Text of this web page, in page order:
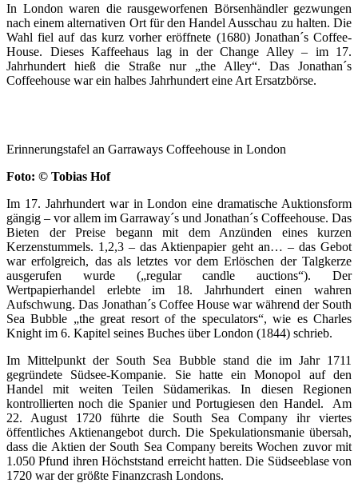
In London waren die rausgeworfenen Börsenhändler gezwungen
nach einem alternativen Ort für den Handel Ausschau zu halten. Die
Wahl fiel auf das kurz vorher eröffnete (1680) Jonathan´s Coffee-
House. Dieses Kaffeehaus lag in der Change Alley – im 17.
Jahrhundert hieß die Straße nur „the Alley“. Das Jonathan´s
Coffeehouse war ein halbes Jahrhundert eine Art Ersatzbörse.
Erinnerungstafel an Garraways Coffeehouse in London
Foto: © Tobias Hof
Im 17. Jahrhundert war in London eine dramatische Auktionsform
gängig – vor allem im Garraway´s und Jonathan´s Coffeehouse. Das
Bieten der Preise begann mit dem Anzünden eines kurzen
Kerzenstummels. 1,2,3 – das Aktienpapier geht an… – das Gebot
war erfolgreich, das als letztes vor dem Erlöschen der Talgkerze
ausgerufen wurde („regular candle auctions“). Der
Wertpapierhandel erlebte im 18. Jahrhundert einen wahren
Aufschwung. Das Jonathan´s Coffee House war während der South
Sea Bubble „the great resort of the speculators“, wie es Charles
Knight im 6. Kapitel seines Buches über London (1844) schrieb.
Im Mittelpunkt der South Sea Bubble stand die im Jahr 1711
gegründete Südsee-Kompanie. Sie hatte ein Monopol auf den
Handel mit weiten Teilen Südamerikas. In diesen Regionen
kontrollierten noch die Spanier und Portugiesen den Handel. Am
22. August 1720 führte die South Sea Company ihr viertes
öffentliches Aktienangebot durch. Die Spekulationsmanie übersah,
dass die Aktien der South Sea Company bereits Wochen zuvor mit
1.050 Pfund ihren Höchststand erreicht hatten. Die Südseeblase von
1720 war der größte Finanzcrash Londons.